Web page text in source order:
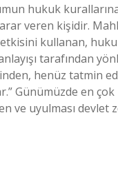
hukuk
veren kişidir.
kullanan,
tarafından
henüz tatmin
Günümüzde en
ve uyulması devlet